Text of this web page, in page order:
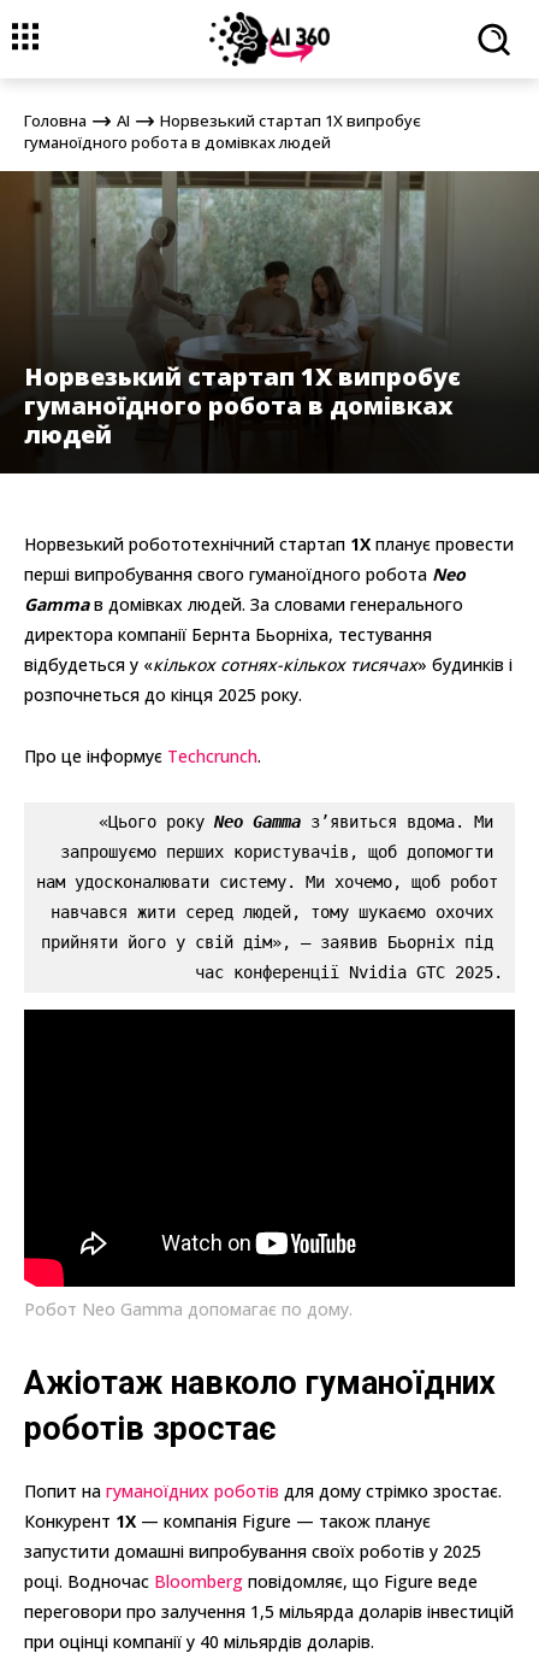
Головна
Норвезький стартап 1X випробує гуманоїдного
робота в домівках людей
Головна AI
Норвезький стартап 1X випробує
гуманоїдного робота в домівках людей
Норвезький стартап 1X випробує
гуманоїдного робота в домівках
людей
Норвезький робототехнічний стартап 1X планує провести
перші випробування свого гуманоїдного робота Neo
Gammaв домівках людей. За словами генерального
директора компанії Бернта Бьорніха, тестування
відбудеться у «кількох сотнях-кількох тисячах» будинків і
розпочнеться до кінця 2025 року.
Про це інформує Techcrunch.
«Цього року Neo Gamma з’явиться вдома. Ми
запрошуємо перших користувачів, щоб допомогти
нам удосконалювати систему. Ми хочемо, щоб робот
навчався жити серед людей, тому шукаємо охочих
прийняти його у свій дім», — заявив Бьорніх під
час конференції Nvidia GTC 2025.
Робот Neo Gamma допомагає по дому.
Ажіотаж навколо гуманоїдних
роботів зростає
Попит на гуманоїдних роботів для дому стрімко зростає.
Конкурент 1X — компанія Figure — також планує
запустити домашні випробування своїх роботів у 2025
році. Водночас Bloomberg повідомляє, що Figure веде
переговори про залучення 1,5 мільярда доларів інвестицій
при оцінці компанії у 40 мільярдів доларів.